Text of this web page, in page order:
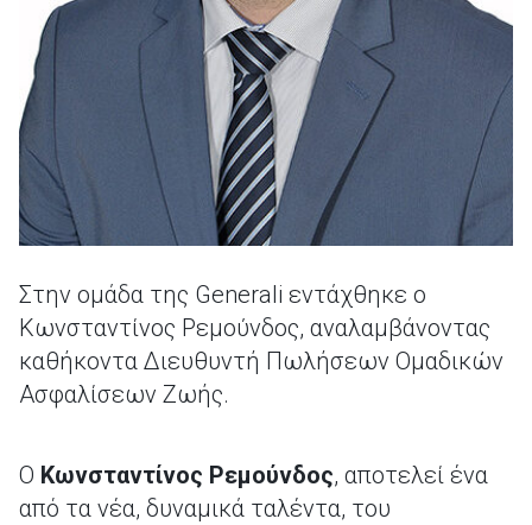
Στην ομάδα της Generali εντάχθηκε ο
Κωνσταντίνος Ρεμούνδος, αναλαμβάνοντας
καθήκοντα Διευθυντή Πωλήσεων Ομαδικών
Ασφαλίσεων Ζωής.
Ο Κωνσταντίνος Ρεμούνδος, αποτελεί ένα
από τα νέα, δυναμικά ταλέντα, του